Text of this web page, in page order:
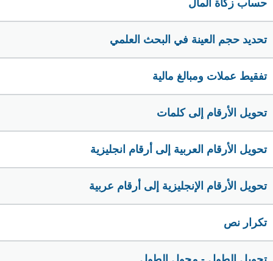
حساب زكاة المال
تحديد حجم العينة في البحث العلمي
تفقيط عملات ومبالغ مالية
تحويل الأرقام إلى كلمات
تحويل الأرقام العربية إلى أرقام انجليزية
تحويل الأرقام الإنجليزية إلى أرقام عربية
تكرار نص